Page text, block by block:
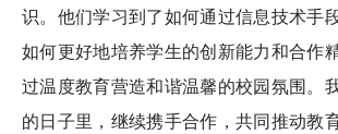
识。他们学习到了如何通过信息技术手
如何更好地培养学生的创新能力和合作
过温度教育营造和谐温馨的校园氛围。
的日子里，继续携手合作，共同推动教